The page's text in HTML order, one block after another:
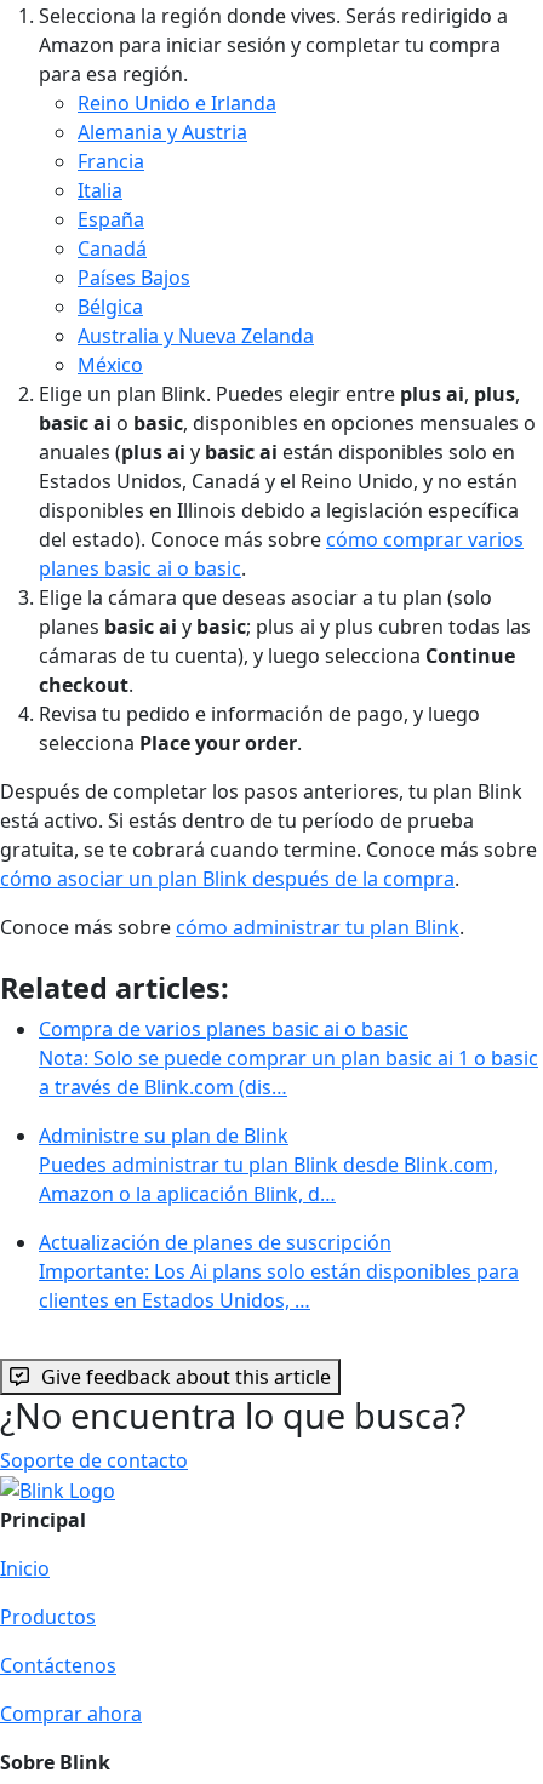
Selecciona la región donde vives. Serás redirigido a
Amazon para iniciar sesión y completar tu compra
para esa región.
Reino Unido e Irlanda
Alemania y Austria
Francia
Italia
España
Canadá
Países Bajos
Bélgica
Australia y Nueva Zelanda
México
Elige un plan Blink. Puedes elegir entre plus ai, plus,
basic ai o basic, disponibles en opciones mensuales o
anuales (plus ai y basic ai están disponibles solo en
Estados Unidos, Canadá y el Reino Unido, y no están
disponibles en Illinois debido a legislación específica
del estado). Conoce más sobrecómo comprar varios
planes basic ai o basic.
Elige la cámara que deseas asociar a tu plan (solo
planes basic ai y basic; plus ai y plus cubren todas las
cámaras de tu cuenta), y luego selecciona Continue
checkout.
Revisa tu pedido e información de pago, y luego
selecciona Place your order.
Después de completar los pasos anteriores, tu plan Blink
está activo. Si estás dentro de tu período de prueba
gratuita, se te cobrará cuando termine. Conoce más sobre
cómo asociar un plan Blink después de la compra.
Conoce más sobrecómo administrar tu plan Blink.
Related articles:
Compra de varios planes basic ai o basic
Nota: Solo se puede comprar un plan basic ai 1 o basic
a través de Blink.com (dis…
Administre su plan de Blink
Puedes administrar tu plan Blink desde Blink.com,
Amazon o la aplicación Blink, d…
Actualización de planes de suscripción
Importante: Los Ai plans solo están disponibles para
clientes en Estados Unidos, …
Give feedback about this article
¿No encuentra lo que busca?
Soporte de contacto
Principal
Inicio
Productos
Contáctenos
Comprar ahora
Sobre Blink